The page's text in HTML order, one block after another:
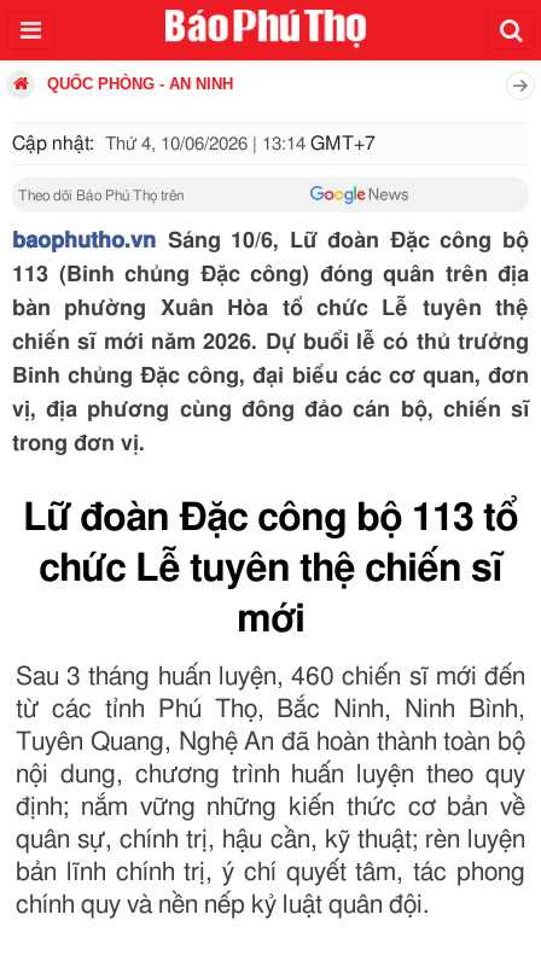
QUỐC PHÒNG - AN NINH
Cập nhật: Thứ 4, 10/06/2026 | 13:14 GMT+7
Theo dõi Báo Phú Thọ trên
baophutho.vn Sáng 10/6, Lữ đoàn Đặc công bộ
113 (Binh chủng Đặc công) đóng quân trên địa
bàn phường Xuân Hòa tổ chức Lễ tuyên thệ
chiến sĩ mới năm 2026. Dự buổi lễ có thủ trưởng
Binh chủng Đặc công, đại biểu các cơ quan, đơn
vị, địa phương cùng đông đảo cán bộ, chiến sĩ
trong đơn vị.
Lữ đoàn Đặc công bộ 113 tổ
chức Lễ tuyên thệ chiến sĩ
mới
Sau 3 tháng huấn luyện, 460 chiến sĩ mới đến
từ các tỉnh Phú Thọ, Bắc Ninh, Ninh Bình,
Tuyên Quang, Nghệ An đã hoàn thành toàn bộ
nội dung, chương trình huấn luyện theo quy
định; nắm vững những kiến thức cơ bản về
quân sự, chính trị, hậu cần, kỹ thuật; rèn luyện
bản lĩnh chính trị, ý chí quyết tâm, tác phong
chính quy và nền nếp kỷ luật quân đội.